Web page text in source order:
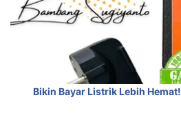
Bikin Bayar Listrik Lebih Hemat!